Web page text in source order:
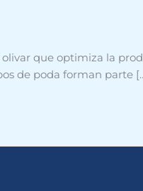
que optimiza la
de poda forman parte